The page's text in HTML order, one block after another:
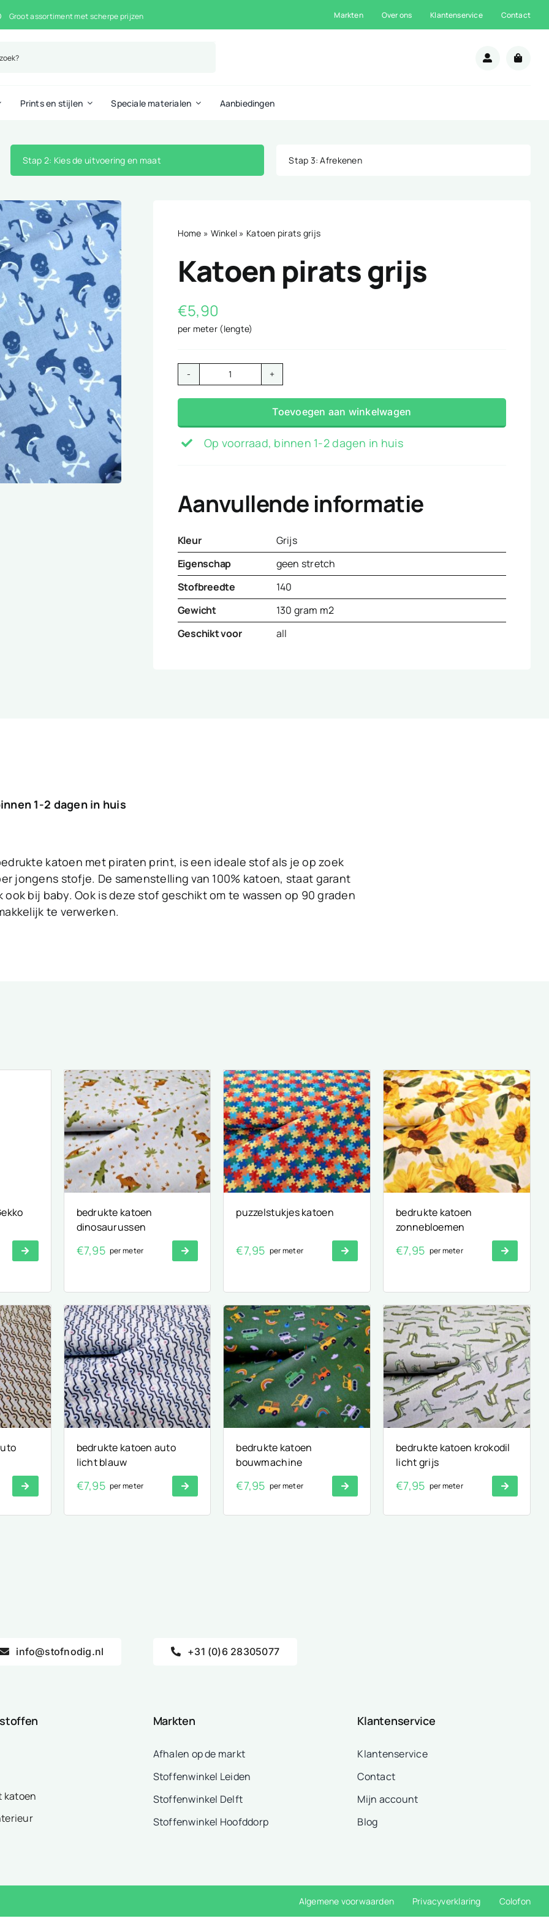
Groot assortiment met scherpe prijzen Markten Over ons Klantenservice Contact
Prints en stijlen Speciale materialen Aanbiedingen
Stap 2: Kies de uitvoering en maat Stap 3: Afrekenen
Home » Winkel » Katoen pirats grijs
Katoen pirats grijs
€5,90
per meter (lengte)
Katoen
pirats
aantal
Toevoegen aan winkelwagen
Op voorraad, binnen 1-2 dagen in huis
Aanvullende informatie
Kleur
Grijs
Eigenschap
geen stretch
Stofbreedte
140
Gewicht
130 gram m2
Geschikt voor
all
1-2 dagen in huis
katoen met piraten print, is een ideale stof als je op zoek
jongens stofje. De samenstelling van 100% katoen, staat garant
ook bij baby. Ook is deze stof geschikt om te wassen op 90 graden
te verwerken.
bedrukte katoen
dinosaurussen
€7,95 per meter
puzzelstukjes katoen
€7,95 per meter
bedrukte katoen
zonnebloemen
€7,95 per meter
bedrukte katoen auto
licht blauw
€7,95 per meter
bedrukte katoen
bouwmachine
€7,95 per meter
bedrukte katoen krokodil
licht grijs
€7,95 per meter
info@stofnodig.nl +31 (0)6 28305077
katoen
Markten
Afhalen op de markt
Stoffenwinkel Leiden
Stoffenwinkel Delft
Stoffenwinkel Hoofddorp
Klantenservice
Klantenservice
Contact
Mijn account
Blog
Algemene voorwaarden Privacyverklaring Colofon